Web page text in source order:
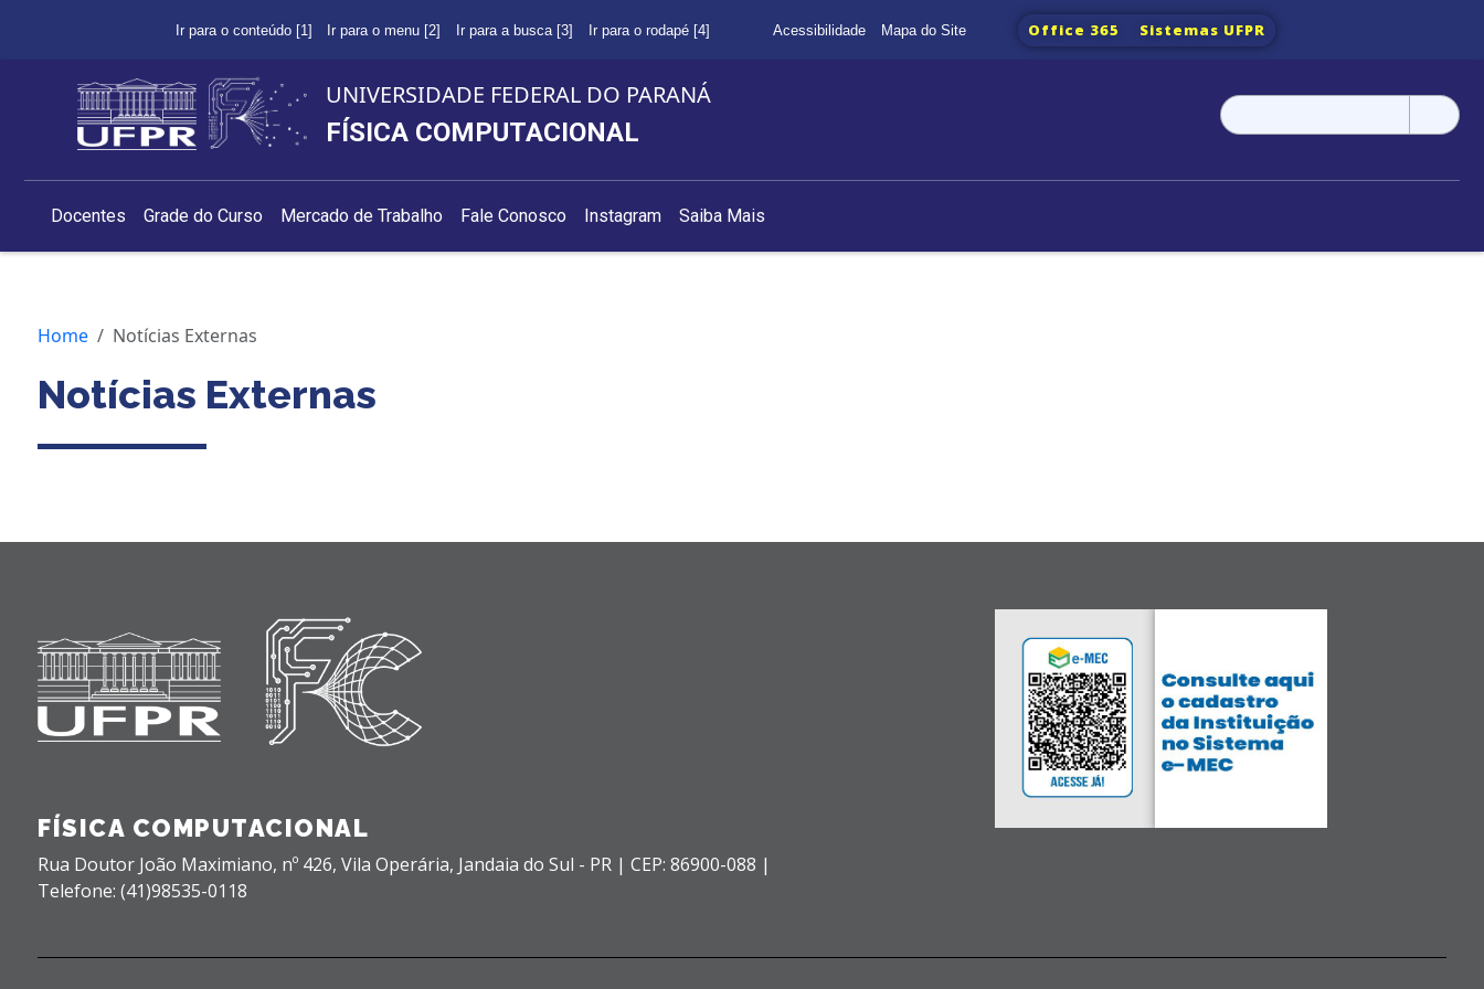
Ir para o conteúdo [1] Ir para o menu [2] Ir para a busca [3] Ir para o rodapé [4] Acessibilidade Mapa do Site Office 365 Sistemas UFPR
UNIVERSIDADE FEDERAL DO PARANÁ
FÍSICA COMPUTACIONAL
Pesquisar
por:
Docentes Grade do Curso Mercado de Trabalho Fale Conosco Instagram Saiba Mais
Home Notícias Externas
Notícias Externas
FÍSICA COMPUTACIONAL
Rua Doutor João Maximiano, nº 426, Vila Operária, Jandaia do Sul - PR | CEP: 86900-088 |
Telefone: (41)98535-0118